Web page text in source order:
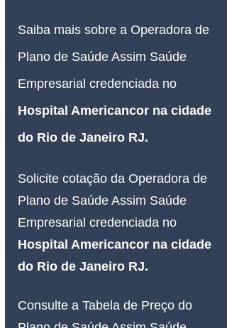
Saiba mais sobre a Operadora de
Plano de Saúde Assim Saúde
Empresarial credenciada no
Hospital Americancor na cidade
do Rio de Janeiro RJ.
Solicite cotação da Operadora de
Plano de Saúde Assim Saúde
Empresarial credenciada no
Hospital Americancor na cidade
do Rio de Janeiro RJ.
Consulte a Tabela de Preço do